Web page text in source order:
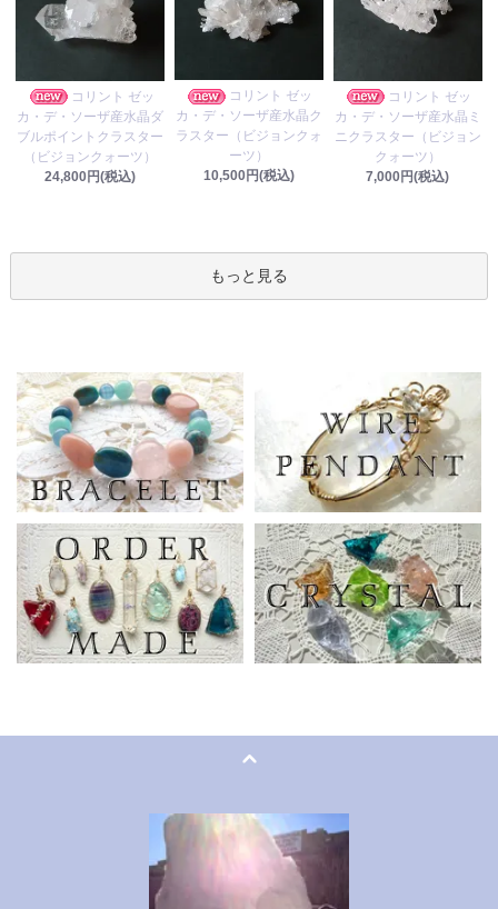
コリント ゼッ
カ・デ・ソーザ産水晶ダ
ブルポイントクラスター
（ビジョンクォーツ）
24,800円(税込)
コリント ゼッ
カ・デ・ソーザ産水晶ク
ラスター（ビジョンクォ
ーツ）
10,500円(税込)
コリント ゼッ
カ・デ・ソーザ産水晶ミ
ニクラスター（ビジョン
クォーツ）
7,000円(税込)
もっと見る